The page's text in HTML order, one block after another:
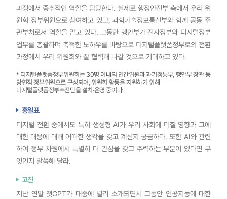
과정에서 중추적인 역할을 담당한다. 실제로 행정안전부 측에서 우리 위
원회 정부위원으로 참여하고 있고, 과학기술정보통신부와 함께 공동 주
관부처로서 역할을 맡고 있다. 그동안 행안부가 전자정부와 디지털정부
업무를 총괄하며 축적한 노하우를 바탕으로 디지털플랫폼정부로의 전환
과정에서 우리 위원회와 잘 협력해 나갈 것으로 기대하고 있다.
* 디지털플랫폼정부위원회는 30명 이내의 민간위원과 과기정통부, 행안부 장관 등
당연직 정부위원으로 구성되며, 위원회 활동을 지원하기 위해
디지털플랫폼정부추진단을 설치·운영 중이다.
홍일표
디지털 전환 중에서도 특히 생성형 AI가 우리 사회에 미칠 영향과 그에
대한 대응에 대해 어떠한 생각을 갖고 계신지 궁금하다. 또한 AI와 관련
하여 정부 차원에서 특별히 더 관심을 갖고 주력하는 부분이 있다면 무
엇인지 말씀해 달라.
고진
지난 연말 챗GPT가 대중에 널리 소개되면서 그동안 인공지능에 대한